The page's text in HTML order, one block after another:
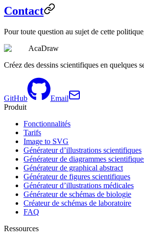
Contact
Pour toute question au sujet de cette
AcaDraw
Créez des dessins scientifiques en quelques
GitHub
Email
Produit
Fonctionnalités
Tarifs
Image to SVG
Générateur d’illustrations scientifiques
Générateur de diagrammes
Générateur de graphical abstract
Générateur de figures scientifiques
Générateur d’illustrations médicales
Générateur de schémas de biologie
Créateur de schémas de laboratoire
FAQ
Ressources